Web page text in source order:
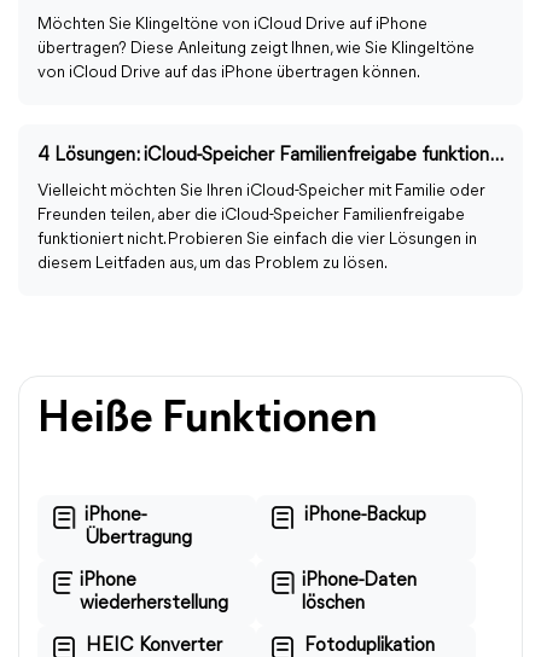
Möchten Sie Klingeltöne von iCloud Drive auf iPhone
übertragen? Diese Anleitung zeigt Ihnen, wie Sie Klingeltöne
von iCloud Drive auf das iPhone übertragen können.
4 Lösungen: iCloud-Speicher Familienfreigabe funktioniert nicht
Vielleicht möchten Sie Ihren iCloud-Speicher mit Familie oder
Freunden teilen, aber die iCloud-Speicher Familienfreigabe
funktioniert nicht. Probieren Sie einfach die vier Lösungen in
diesem Leitfaden aus, um das Problem zu lösen.
Heiße Funktionen
iPhone-
Übertragung
iPhone-Backup
iPhone
wiederherstellung
iPhone-Daten
löschen
HEIC Konverter Fotoduplikation